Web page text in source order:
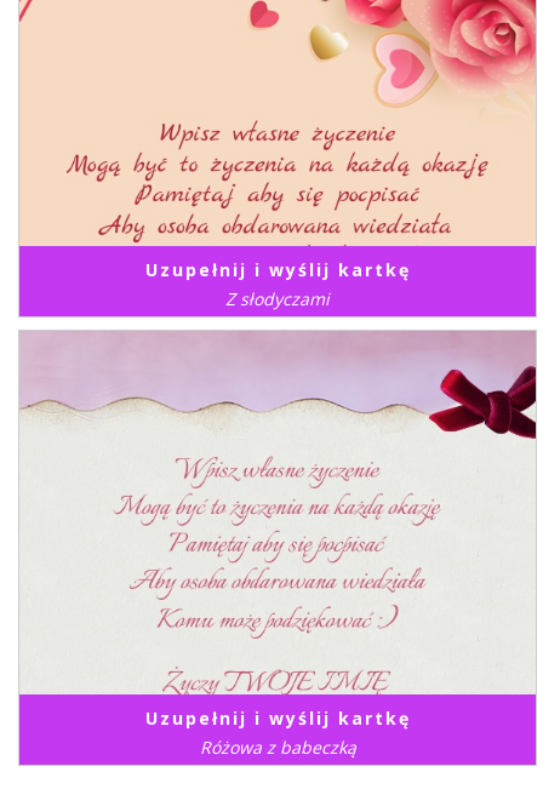
Uzupełnij i wyślij kartkę
Z słodyczami
Uzupełnij i wyślij kartkę
Różowa z babeczką